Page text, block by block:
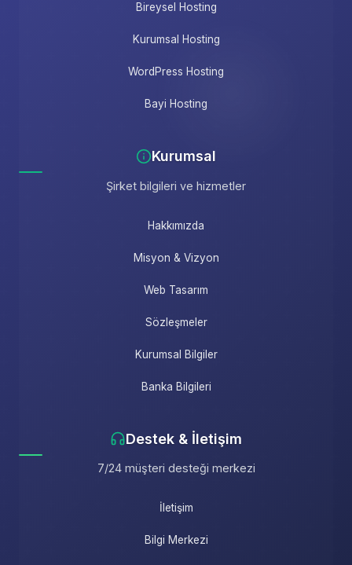
Bireysel Hosting
Kurumsal Hosting
WordPress Hosting
Bayi Hosting
Kurumsal
Şirket bilgileri ve hizmetler
Hakkımızda
Misyon & Vizyon
Web Tasarım
Sözleşmeler
Kurumsal Bilgiler
Banka Bilgileri
Destek & İletişim
7/24 müşteri desteği merkezi
İletişim
Bilgi Merkezi